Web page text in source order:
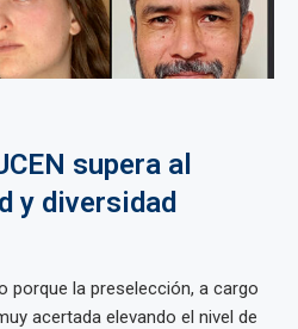
supera al
y diversidad
porque la preselección, a cargo
acertada elevando el nivel de